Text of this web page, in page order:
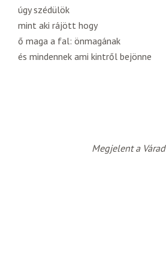
úgy szédülök
mint aki rájött hogy
ő maga a fal: önmagának
és mindennek ami kintről bejönne
Megjelent a